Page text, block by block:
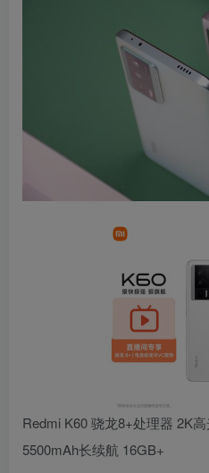
Redmi K60 骁龙8+处理器 2K
5500mAh长续航 16GB+